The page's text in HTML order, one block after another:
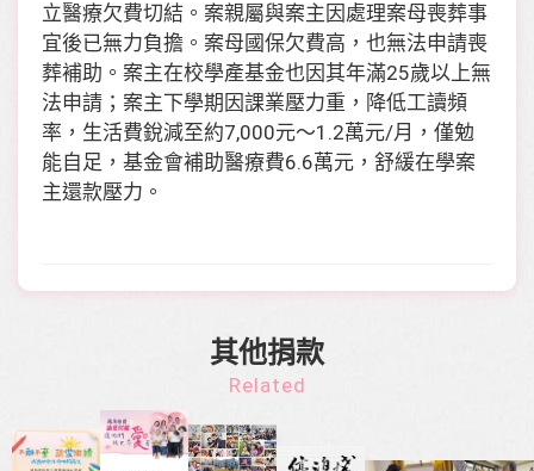
立醫療欠費切結。案親屬與案主因處理案母喪葬事
宜後已無力負擔。案母國保欠費高，也無法申請喪
葬補助。案主在校學產基金也因其年滿25歲以上無
法申請；案主下學期因課業壓力重，降低工讀頻
率，生活費銳減至約7,000元～1.2萬元/月，僅勉
能自足，基金會補助醫療費6.6萬元，舒緩在學案
主還款壓力。
其他捐款
Related